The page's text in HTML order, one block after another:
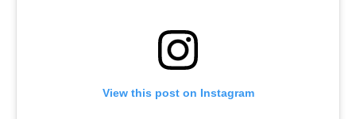
View this post on Instagram